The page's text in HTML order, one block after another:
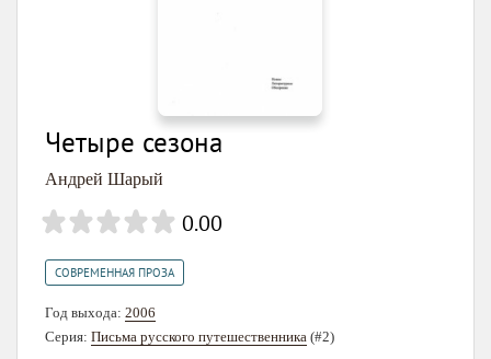
Четыре сезона
Андрей Шарый
0.00
СОВРЕМЕННАЯ ПРОЗА
Год выхода: 2006
Серия: Письма русского путешественника (#2)